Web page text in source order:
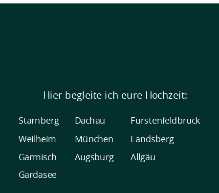
Hier begleite ich eure Hochzeit:
Starnberg Dachau
Augsburg
Weilheim München
Landsberg
Allgäu
Fürstenfeldbruck
Garmisch
Gardasee